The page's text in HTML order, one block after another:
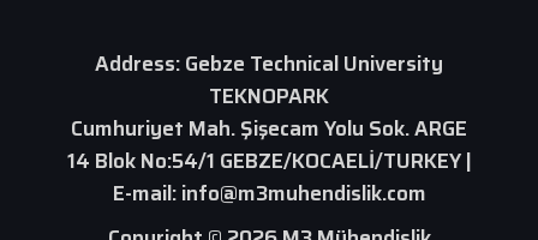
Address: Gebze Technical University
TEKNOPARK
Cumhuriyet Mah. Şişecam Yolu Sok. ARGE
14 Blok No:54/1 GEBZE/KOCAELİ/TURKEY |
E-mail:info@m3muhendislik.com